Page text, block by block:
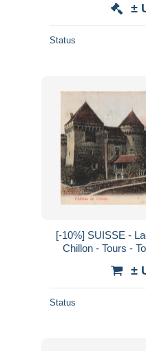
±
Status
[-10%] SUISSE -
Chillon - Tours -
±
Status